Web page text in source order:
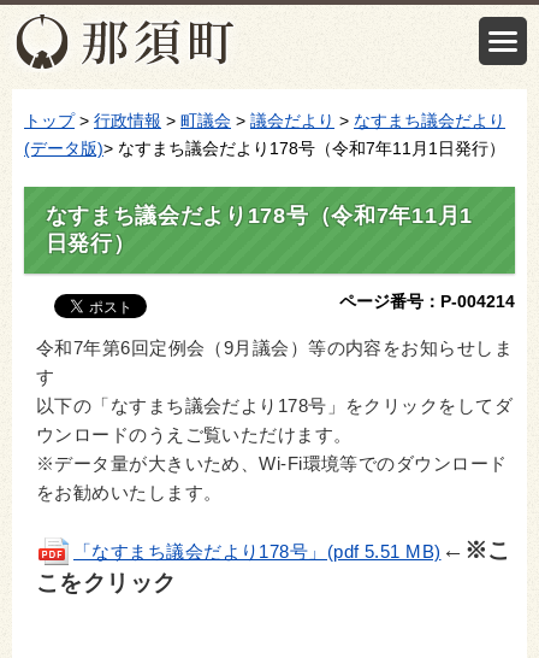
トップ> 行政情報 > 町議会 > 議会だより > なすまち議会だより
(データ版)> なすまち議会だより178号（令和7年11月1日発行）
なすまち議会だより178号（令和7年11月1
日発行）
ページ番号：P-004214
令和7年第6回定例会（9月議会）等の内容をお知らせしま
す
以下の「なすまち議会だより178号」をクリックをしてダ
ウンロードのうえご覧いただけます。
※データ量が大きいため、Wi-Fi環境等でのダウンロード
をお勧めいたします。
「なすまち議会だより178号」(pdf 5.51 MB) ←※こ
こをクリック